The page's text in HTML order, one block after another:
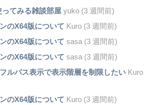
てみる雑談部屋yuko (3 週間前)
のX64版について Kuro (3 週間前)
のX64版について sasa (3 週間前)
のX64版について sasa (3 週間前)
ルパス表示で表示階層を制限したいKuro
のX64版について Kuro (3 週間前)